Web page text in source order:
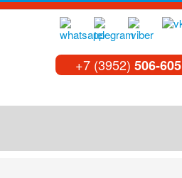
+7 (3952) 506-605